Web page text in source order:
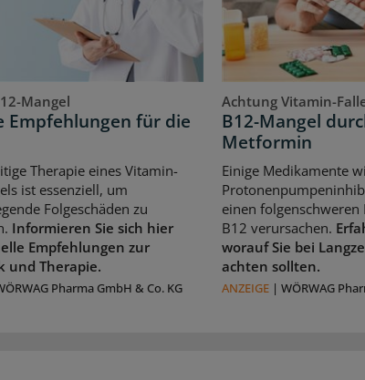
Mangel
Empfehlungen für die
Therapie eines Vitamin-
ist essenziell, um
Folgeschäden zu
Informieren Sie sich hier
Empfehlungen zur
und Therapie.
Pharma GmbH & Co. KG
Achtung Vitamin-
B12-Mangel
Metformin
Einige Medikamente
einen folgenschweren
B12 verursachen.
worauf Sie bei
achten sollten.
ANZEIGE| WÖRWAG